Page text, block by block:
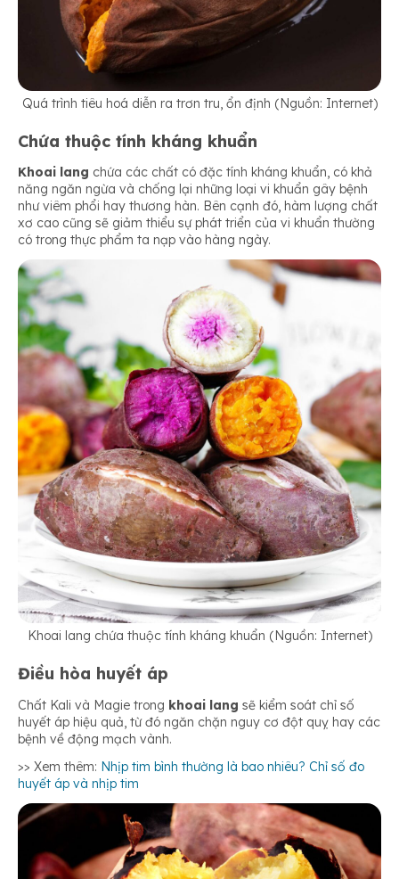
Quá trình tiêu hoá diễn ra trơn tru, ổn định (Nguồn: Internet)
Chứa thuộc tính kháng khuẩn
Khoai lang chứa các chất có đặc tính kháng khuẩn, có khả
năng ngăn ngừa và chống lại những loại vi khuẩn gây bệnh
như viêm phổi hay thương hàn. Bên cạnh đó, hàm lượng chất
xơ cao cũng sẽ giảm thiểu sự phát triển của vi khuẩn thường
có trong thực phẩm ta nạp vào hàng ngày.
Khoai lang chứa thuộc tính kháng khuẩn (Nguồn: Internet)
Điều hòa huyết áp
Chất Kali và Magie trong khoai lang sẽ kiểm soát chỉ số
huyết áp hiệu quả, từ đó ngăn chặn nguy cơ đột quỵ hay các
bệnh về động mạch vành.
>> Xem thêm: Nhịp tim bình thường là bao nhiêu? Chỉ số đo
huyết áp và nhịp tim